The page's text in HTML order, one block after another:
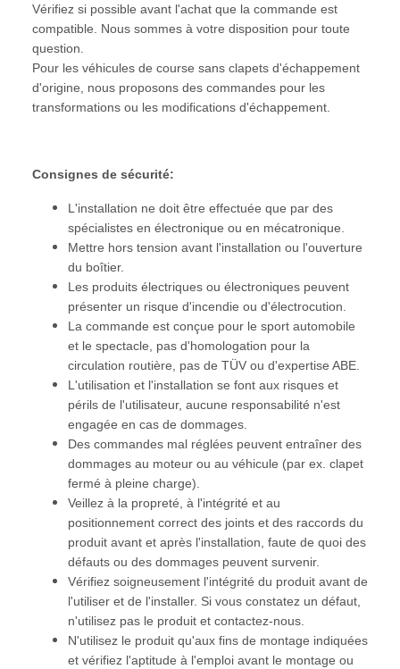
Vérifiez si possible avant l'achat que la commande est
compatible. Nous sommes à votre disposition pour toute
question.
Pour les véhicules de course sans clapets d'échappement
d'origine, nous proposons des commandes pour les
transformations ou les modifications d'échappement.
Consignes de sécurité:
L'installation ne doit être effectuée que par des
spécialistes en électronique ou en mécatronique.
Mettre hors tension avant l'installation ou l'ouverture
du boîtier.
Les produits électriques ou électroniques peuvent
présenter un risque d'incendie ou d'électrocution.
La commande est conçue pour le sport automobile
et le spectacle, pas d'homologation pour la
circulation routière, pas de TÜV ou d'expertise ABE.
L'utilisation et l'installation se font aux risques et
périls de l'utilisateur, aucune responsabilité n'est
engagée en cas de dommages.
Des commandes mal réglées peuvent entraîner des
dommages au moteur ou au véhicule (par ex. clapet
fermé à pleine charge).
Veillez à la propreté, à l'intégrité et au
positionnement correct des joints et des raccords du
produit avant et après l'installation, faute de quoi des
défauts ou des dommages peuvent survenir.
Vérifiez soigneusement l'intégrité du produit avant de
l'utiliser et de l'installer. Si vous constatez un défaut,
n'utilisez pas le produit et contactez-nous.
N'utilisez le produit qu'aux fins de montage indiquées
et vérifiez l'aptitude à l'emploi avant le montage ou